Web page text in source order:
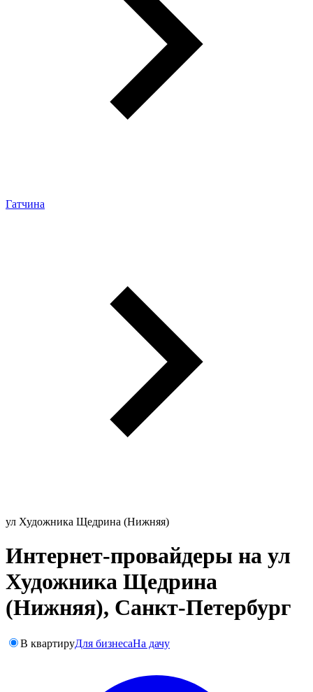
Гатчина
ул Художника Щедрина (Нижняя)
Интернет-провайдеры на ул
Художника Щедрина
(Нижняя), Санкт-Петербург
В квартируДля бизнесаНа дачу